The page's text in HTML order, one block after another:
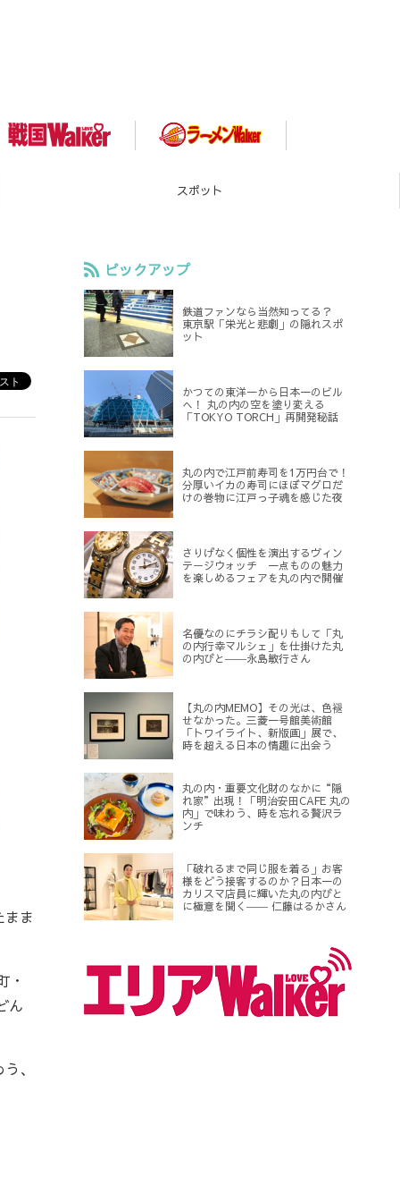
スポット
ま
・
ん
、
ピックアップ
鉄道ファンなら当然知ってる？
東京駅「栄光と悲劇」の隠れスポ
ット
かつての東洋一から日本一のビル
へ！ 丸の内の空を塗り変える
「TOKYO TORCH」再開発秘話
丸の内で江戸前寿司を1万円台で！
分厚いイカの寿司にほぼマグロだ
けの巻物に江戸っ子魂を感じた夜
さりげなく個性を演出するヴィン
テージウォッチ 一点ものの魅力
を楽しめるフェアを丸の内で開催
名優なのにチラシ配りもして「丸
の内行幸マルシェ」を仕掛けた丸
の内びと――永島敏行さん
【丸の内MEMO】その光は、色褪
せなかった。三菱一号館美術館
「トワイライト、新版画」展で、
時を超える日本の情趣に出会う
丸の内・重要文化財のなかに“隠
れ家”出現！「明治安田CAFE 丸の
内」で味わう、時を忘れる贅沢ラ
ンチ
「破れるまで同じ服を着る」お客
様をどう接客するのか？日本一の
カリスマ店員に輝いた丸の内びと
に極意を聞く―― 仁藤はるかさん